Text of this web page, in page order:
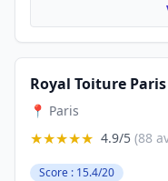
Royal Toiture
📍 Paris
★★★★★ 4.9/5 (88
Score : 15.4/20